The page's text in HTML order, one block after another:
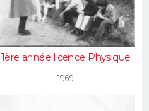
1ère année licence Physique
1969